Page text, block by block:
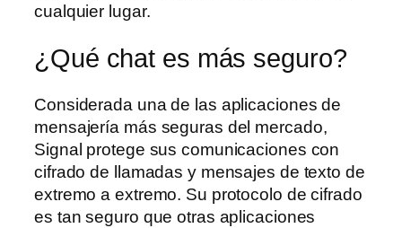
cualquier lugar.
¿Qué chat es más seguro?
Considerada una de las aplicaciones de
mensajería más seguras del mercado,
Signal protege sus comunicaciones con
cifrado de llamadas y mensajes de texto de
extremo a extremo. Su protocolo de cifrado
es tan seguro que otras aplicaciones